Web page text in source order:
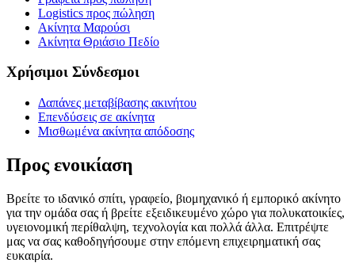
Logistics προς πώληση
Ακίνητα Μαρούσι
Ακίνητα Θριάσιο Πεδίο
Χρήσιμοι Σύνδεσμοι
Δαπάνες μεταβίβασης ακινήτου
Επενδύσεις σε ακίνητα
Μισθωμένα ακίνητα απόδοσης
Προς ενοικίαση
Βρείτε το ιδανικό σπίτι, γραφείο, βιομηχανικό ή εμπορικό ακίνητο
για την ομάδα σας ή βρείτε εξειδικευμένο χώρο για πολυκατοικίες,
υγειονομική περίθαλψη, τεχνολογία και πολλά άλλα. Επιτρέψτε
μας να σας καθοδηγήσουμε στην επόμενη επιχειρηματική σας
ευκαιρία.